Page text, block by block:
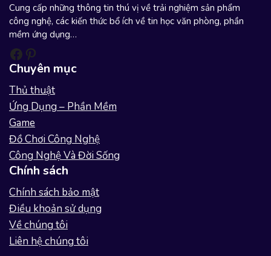
Cung cấp những thông tin thú vị về trải nghiệm sản phẩm
công nghệ, các kiến thức bổ ích về tin học văn phòng, phần
mềm ứng dụng…
Facebook
Pinterest
Chuyên mục
Thủ thuật
Ứng Dụng – Phần Mềm
Game
Đồ Chơi Công Nghệ
Công Nghệ Và Đời Sống
Chính sách
Chính sách bảo mật
Điều khoản sử dụng
Về chúng tôi
Liên hệ chúng tôi